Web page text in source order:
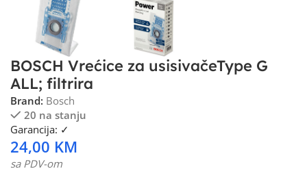
BOSCH Vrećice za usisivačeType G
ALL; filtrira
Brand: Bosch
20 na stanju
Garancija: ✓
24,00 KM
sa PDV-om